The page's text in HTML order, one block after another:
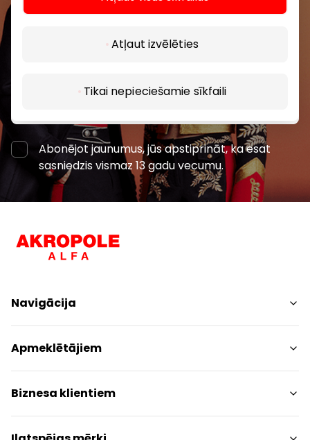
Atļaut izvēlēties
Tikai nepieciešamie sīkfaili
Abonējot jaunumus, jūs apstiprināt, ka esat
sasniedzis vismaz 13 gadu vecumu.
Navigācija
Iepirkšanās
Pakalpojumi
Izklaides
Restorāni
Apmeklētājiem
Centra plāns
Dzīvniekiem draudzīgs
Kontakti
Biznesa klientiem
Kontakti